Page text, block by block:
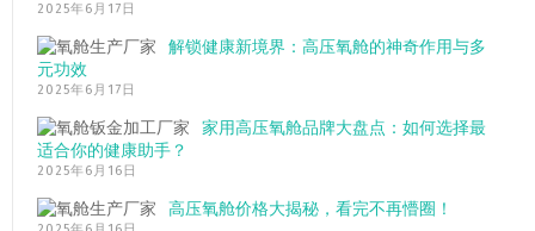
2025年6月17日
解锁健康新境界：高压氧舱的神奇作用与多
元功效
2025年6月17日
家用高压氧舱品牌大盘点：如何选择最
适合你的健康助手？
2025年6月16日
高压氧舱价格大揭秘，看完不再懵圈！